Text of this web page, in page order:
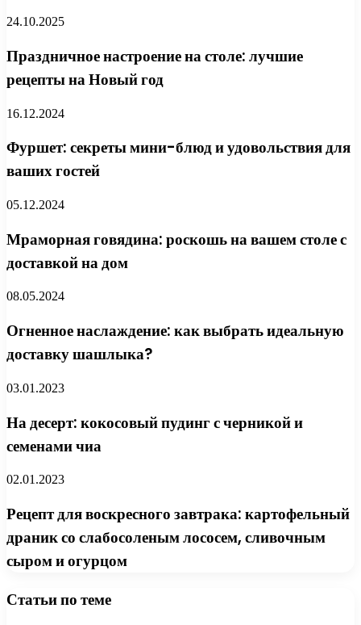
24.10.2025
Праздничное настроение на столе: лучшие
рецепты на Новый год
16.12.2024
Фуршет: секреты мини-блюд и удовольствия для
ваших гостей
05.12.2024
Мраморная говядина: роскошь на вашем столе с
доставкой на дом
08.05.2024
Огненное наслаждение: как выбрать идеальную
доставку шашлыка?
03.01.2023
На десерт: кокосовый пудинг с черникой и
семенами чиа
02.01.2023
Рецепт для воскресного завтрака: картофельный
драник со слабосоленым лососем, сливочным
сыром и огурцом
Статьи по теме